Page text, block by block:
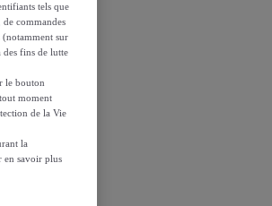
tels que
commandes
(notamment sur
des fins de lutte
le bouton
moment
de la Vie
la
en savoir plus